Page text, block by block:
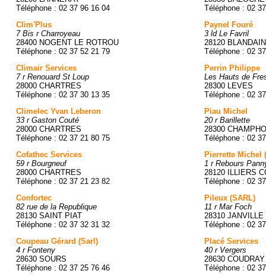
Téléphone : 02 37 96 16 04
Clim'Plus
7 Bis r Charroyeau
28400 NOGENT LE ROTROU
Téléphone : 02 37 52 21 79
Climair Services
7 r Renouard St Loup
28000 CHARTRES
Téléphone : 02 37 30 13 35
Climelec Yvan Leberon
33 r Gaston Couté
28000 CHARTRES
Téléphone : 02 37 21 80 75
Cofathec Services
59 r Bourgneuf
28000 CHARTRES
Téléphone : 02 37 21 23 82
Confortec
82 rue de la Republique
28130 SAINT PIAT
Téléphone : 02 37 32 31 32
Coupeau Gérard (Sarl)
4 r Fonteny
28630 SOURS
Téléphone : 02 37 25 76 46
Téléphone : 02
Paynel Fouré
3 ld Le Favril
28120
Téléphone : 02
Perrin Philippe
Les Hauts de
28300 LEVES
Téléphone : 02
Piau Michel
20 r Barillette
28300
Téléphone : 02
Pierrette Michel
1 r Rebours
28120 ILLIERS
Téléphone : 02
Pileux (SARL)
11 r Mar Foch
28310 JANVILLE
Téléphone : 02
Placé Services
40 r Vergers
28630
Téléphone : 02